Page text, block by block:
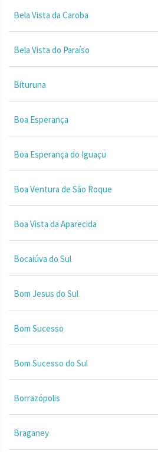
Bela Vista da Caroba
Bela Vista do Paraíso
Bituruna
Boa Esperança
Boa Esperança do Iguaçu
Boa Ventura de São Roque
Boa Vista da Aparecida
Bocaiúva do Sul
Bom Jesus do Sul
Bom Sucesso
Bom Sucesso do Sul
Borrazópolis
Braganey